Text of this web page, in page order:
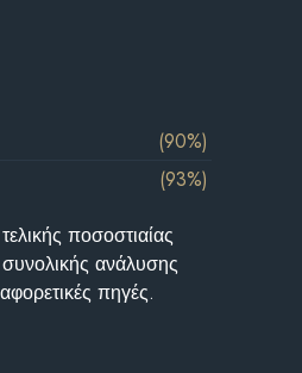
(90%)
(93%)
ποσοστιαίας
ανάλυσης
πηγές.